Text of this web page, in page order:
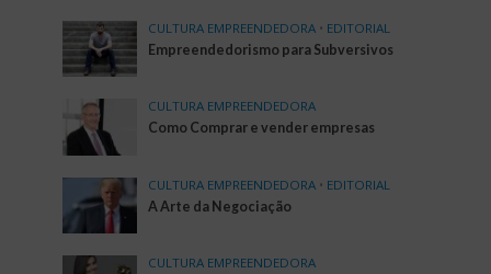
CULTURA EMPREENDEDORA • EDITORIAL
Empreendedorismo para Subversivos
CULTURA EMPREENDEDORA
Como Comprar e vender empresas
CULTURA EMPREENDEDORA • EDITORIAL
A Arte da Negociação
CULTURA EMPREENDEDORA